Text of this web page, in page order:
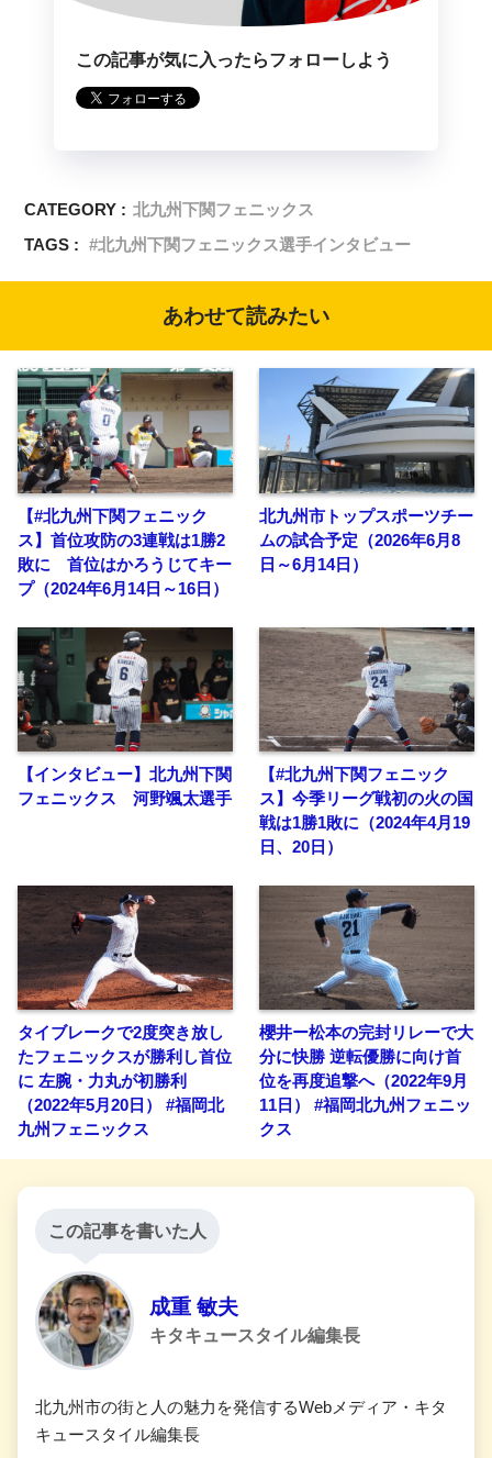
この記事が気に入ったらフォローしよう
CATEGORY : 北九州下関フェニックス
TAGS :
北九州下関フェニックス選手インタビュー
あわせて読みたい
【#北九州下関フェニック
ス】首位攻防の3連戦は1勝2
敗に 首位はかろうじてキー
プ（2024年6月14日～16日）
北九州市トップスポーツチー
ムの試合予定（2026年6月8
日～6月14日）
【インタビュー】北九州下関
フェニックス 河野颯太選手
【#北九州下関フェニック
ス】今季リーグ戦初の火の国
戦は1勝1敗に（2024年4月19
日、20日）
タイブレークで2度突き放し
たフェニックスが勝利し首位
に 左腕・力丸が初勝利
（2022年5月20日） #福岡北
九州フェニックス
櫻井ー松本の完封リレーで大
分に快勝 逆転優勝に向け首
位を再度追撃へ（2022年9月
11日） #福岡北九州フェニッ
クス
この記事を書いた人
成重 敏夫
キタキュースタイル編集長
北九州市の街と人の魅力を発信するWebメディア・キタ
キュースタイル編集長